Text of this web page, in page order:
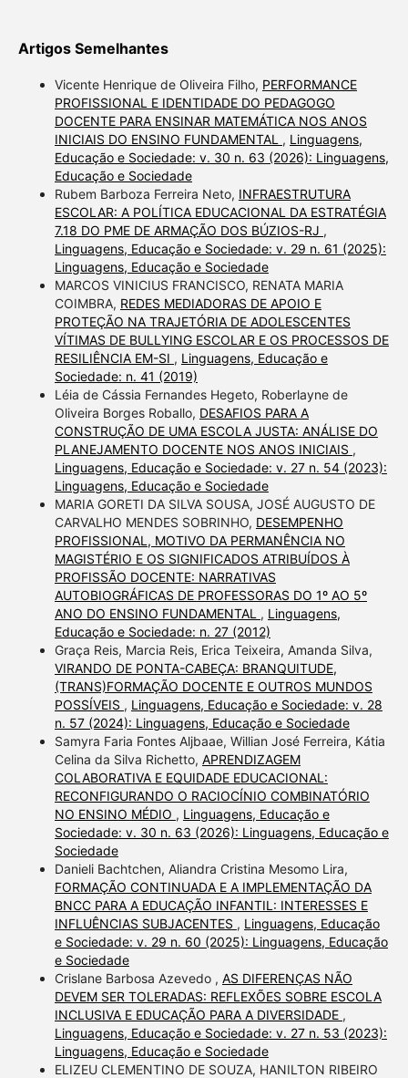
Artigos Semelhantes
Vicente Henrique de Oliveira Filho, PERFORMANCE
PROFISSIONAL E IDENTIDADE DO PEDAGOGO
DOCENTE PARA ENSINAR MATEMÁTICA NOS ANOS
INICIAIS DO ENSINO FUNDAMENTAL , Linguagens,
Educação e Sociedade: v. 30 n. 63 (2026): Linguagens,
Educação e Sociedade
Rubem Barboza Ferreira Neto, INFRAESTRUTURA
ESCOLAR: A POLÍTICA EDUCACIONAL DA ESTRATÉGIA
7.18 DO PME DE ARMAÇÃO DOS BÚZIOS-RJ ,
Linguagens, Educação e Sociedade: v. 29 n. 61 (2025):
Linguagens, Educação e Sociedade
MARCOS VINICIUS FRANCISCO, RENATA MARIA
COIMBRA, REDES MEDIADORAS DE APOIO E
PROTEÇÃO NA TRAJETÓRIA DE ADOLESCENTES
VÍTIMAS DE BULLYING ESCOLAR E OS PROCESSOS DE
RESILIÊNCIA EM-SI , Linguagens, Educação e
Sociedade: n. 41 (2019)
Léia de Cássia Fernandes Hegeto, Roberlayne de
Oliveira Borges Roballo, DESAFIOS PARA A
CONSTRUÇÃO DE UMA ESCOLA JUSTA: ANÁLISE DO
PLANEJAMENTO DOCENTE NOS ANOS INICIAIS ,
Linguagens, Educação e Sociedade: v. 27 n. 54 (2023):
Linguagens, Educação e Sociedade
MARIA GORETI DA SILVA SOUSA, JOSÉ AUGUSTO DE
CARVALHO MENDES SOBRINHO, DESEMPENHO
PROFISSIONAL, MOTIVO DA PERMANÊNCIA NO
MAGISTÉRIO E OS SIGNIFICADOS ATRIBUÍDOS À
PROFISSÃO DOCENTE: NARRATIVAS
AUTOBIOGRÁFICAS DE PROFESSORAS DO 1º AO 5º
ANO DO ENSINO FUNDAMENTAL , Linguagens,
Educação e Sociedade: n. 27 (2012)
Graça Reis, Marcia Reis, Erica Teixeira, Amanda Silva,
VIRANDO DE PONTA-CABEÇA: BRANQUITUDE,
(TRANS)FORMAÇÃO DOCENTE E OUTROS MUNDOS
POSSÍVEIS , Linguagens, Educação e Sociedade: v. 28
n. 57 (2024): Linguagens, Educação e Sociedade
Samyra Faria Fontes Aljbaae, Willian José Ferreira, Kátia
Celina da Silva Richetto, APRENDIZAGEM
COLABORATIVA E EQUIDADE EDUCACIONAL:
RECONFIGURANDO O RACIOCÍNIO COMBINATÓRIO
NO ENSINO MÉDIO , Linguagens, Educação e
Sociedade: v. 30 n. 63 (2026): Linguagens, Educação e
Sociedade
Danieli Bachtchen, Aliandra Cristina Mesomo Lira,
FORMAÇÃO CONTINUADA E A IMPLEMENTAÇÃO DA
BNCC PARA A EDUCAÇÃO INFANTIL: INTERESSES E
INFLUÊNCIAS SUBJACENTES , Linguagens, Educação
e Sociedade: v. 29 n. 60 (2025): Linguagens, Educação
e Sociedade
Crislane Barbosa Azevedo , AS DIFERENÇAS NÃO
DEVEM SER TOLERADAS: REFLEXÕES SOBRE ESCOLA
INCLUSIVA E EDUCAÇÃO PARA A DIVERSIDADE ,
Linguagens, Educação e Sociedade: v. 27 n. 53 (2023):
Linguagens, Educação e Sociedade
ELIZEU CLEMENTINO DE SOUZA, HANILTON RIBEIRO